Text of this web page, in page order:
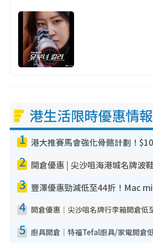
港生活限時優惠情報
1
2
3
4
5